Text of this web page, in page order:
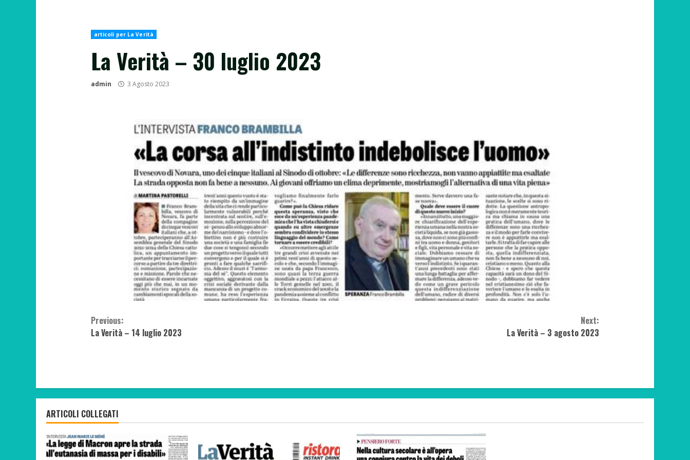
articoli per La Verità
La Verità – 30 luglio 2023
admin 3 Agosto 2023
Continue
Reading
Previous:
La Verità – 14 luglio 2023
Next:
La Verità – 3 agosto 2023
ARTICOLI COLLEGATI